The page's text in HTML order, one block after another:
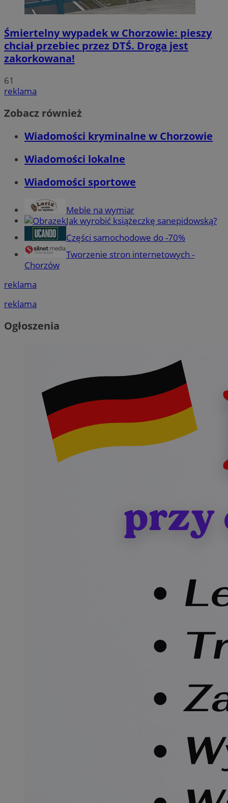
Śmiertelny wypadek w Chorzowie: pieszy
chciał przebiec przez DTŚ. Droga jest
zakorkowana!
61
reklama
Zobacz również
Wiadomości kryminalne w Chorzowie
Wiadomości lokalne
Wiadomości sportowe
Meble na wymiar
Jak wyrobić książeczkę sanepidowską?
Części samochodowe do -70%
Tworzenie stron internetowych -
Chorzów
reklama
reklama
Ogłoszenia